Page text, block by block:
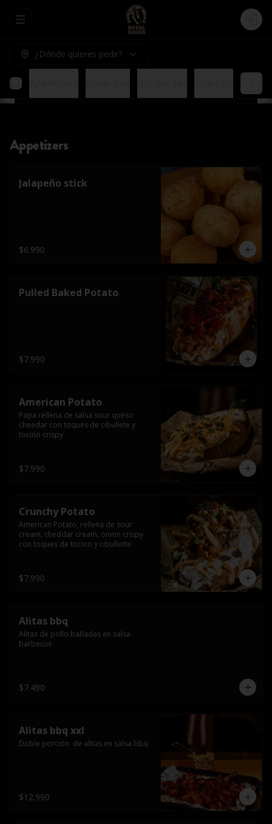
Abrir menu de navegación Login
¿Dónde quieres pedir?
Appetizers
Jalapeño stick
$6.990
Pulled Baked Potato
$7.990
American Potato
Papa rellena de salsa sour queso
cheedar con toques de cibullete y
tocino crispy
$7.990
Crunchy Potato
American Potato, rellena de sour
cream, cheddar cream, onion crispy
con toques de tocino y cibullette
$7.990
Alitas bbq
Alitas de pollo bañadas en salsa
barbecue
$7.490
Alitas bbq xxl
Doble porción  de alitas en salsa bbq
$12.990